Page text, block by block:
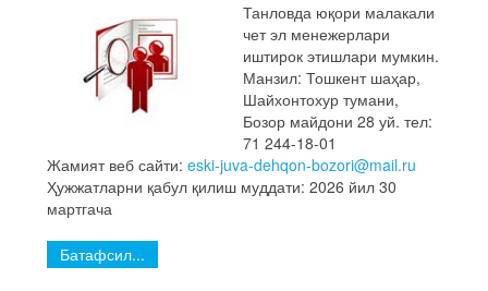
Танловда юқори малакали
чет эл менежерлари
иштирок этишлари мумкин.
Манзил: Тошкент шаҳар,
Шайхонтохур тумани,
Бозор майдони 28 уй. тел:
71 244-18-01
Жамият веб сайти: eski-juva-dehqon-bozori@mail.ru
Ҳужжатларни қабул қилиш муддати: 2026 йил 30
мартгача
Батафсил...